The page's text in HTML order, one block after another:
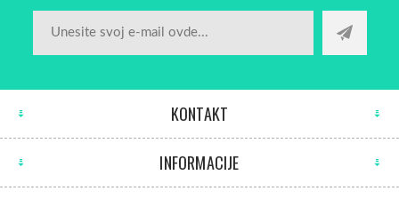
KONTAKT
INFORMACIJE